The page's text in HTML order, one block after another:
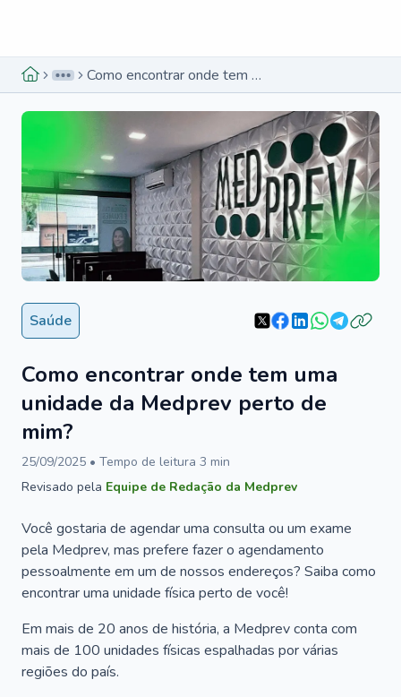
Como encontrar onde tem uma unidade da Medprev perto de mim?
Saúde
Como encontrar onde tem uma
unidade da Medprev perto de
mim?
25/09/2025 • Tempo de leitura 3 min
Revisado pela Equipe de Redação da Medprev
Você gostaria de agendar uma consulta ou um exame
pela Medprev, mas prefere fazer o agendamento
pessoalmente em um de nossos endereços? Saiba como
encontrar uma unidade física perto de você!
Em mais de 20 anos de história, a Medprev conta com
mais de 100 unidades físicas espalhadas por várias
regiões do país.